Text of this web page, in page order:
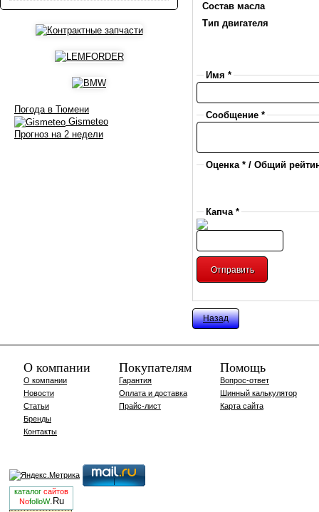
Погода в Тюмени
Gismeteo
Прогноз на 2 недели
Состав масла
Тип двигателя
Имя *
Сообщение *
Оценка * / Общий
Капча *
Назад
О компании
О компании
Новости
Статьи
Бренды
Контакты
Покупателям
Гарантия
Оплата и доставка
Прайс-лист
Помощь
Вопрос-ответ
Шинный калькулятор
Карта сайта
каталог сайтов
NofolloW.Ru